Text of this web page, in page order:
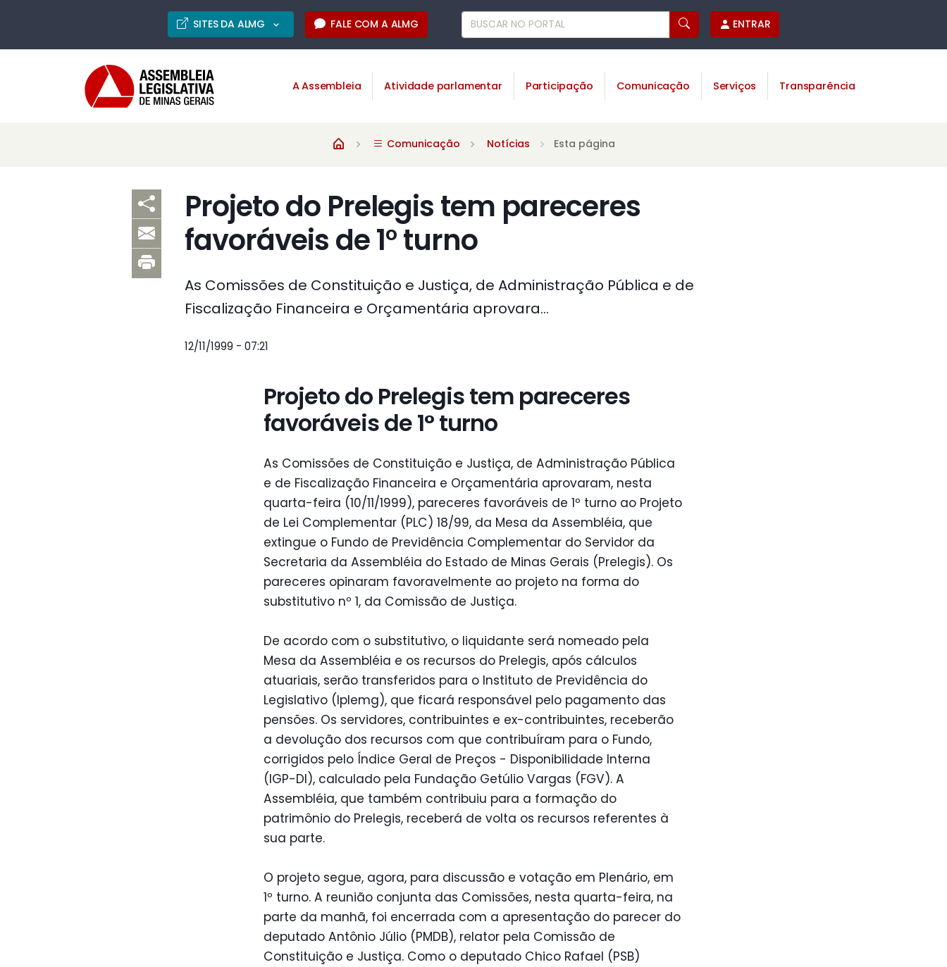
SITES DA ALMG FALE COM A ALMG ENTRAR
A Assembleia Atividade parlamentar Participação Comunicação Serviços Transparência
Comunicação Notícias Esta página
Projeto do Prelegis tem pareceres
favoráveis de 1° turno
As Comissões de Constituição e Justiça, de Administração Pública e de
Fiscalização Financeira e Orçamentária aprovara...
12/11/1999 - 07:21
Projeto do Prelegis tem pareceres
favoráveis de 1° turno
As Comissões de Constituição e Justiça, de Administração Pública
e de Fiscalização Financeira e Orçamentária aprovaram, nesta
quarta-feira (10/11/1999), pareceres favoráveis de 1º turno ao Projeto
de Lei Complementar (PLC) 18/99, da Mesa da Assembléia, que
extingue o Fundo de Previdência Complementar do Servidor da
Secretaria da Assembléia do Estado de Minas Gerais (Prelegis). Os
pareceres opinaram favoravelmente ao projeto na forma do
substitutivo nº 1, da Comissão de Justiça.
De acordo com o substitutivo, o liquidante será nomeado pela
Mesa da Assembléia e os recursos do Prelegis, após cálculos
atuariais, serão transferidos para o Instituto de Previdência do
Legislativo (Iplemg), que ficará responsável pelo pagamento das
pensões. Os servidores, contribuintes e ex-contribuintes, receberão
a devolução dos recursos com que contribuíram para o Fundo,
corrigidos pelo Índice Geral de Preços - Disponibilidade Interna
(IGP-DI), calculado pela Fundação Getúlio Vargas (FGV). A
Assembléia, que também contribuiu para a formação do
patrimônio do Prelegis, receberá de volta os recursos referentes à
sua parte.
O projeto segue, agora, para discussão e votação em Plenário, em
1º turno. A reunião conjunta das Comissões, nesta quarta-feira, na
parte da manhã, foi encerrada com a apresentação do parecer do
deputado Antônio Júlio (PMDB), relator pela Comissão de
Constituição e Justiça. Como o deputado Chico Rafael (PSB)